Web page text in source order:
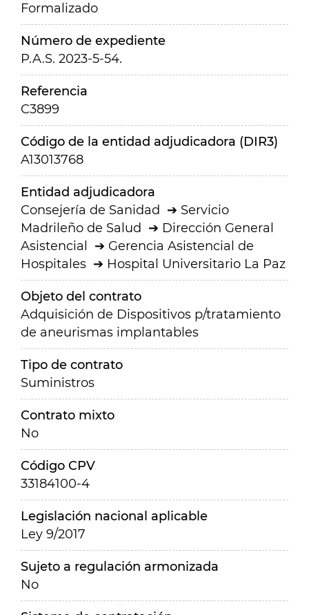
Formalizado
Número de expediente
P.A.S. 2023-5-54.
Referencia
C3899
Código de la entidad adjudicadora (DIR3)
A13013768
Entidad adjudicadora
Consejería de Sanidad
Servicio
Madrileño de Salud
Dirección General
Asistencial
Gerencia Asistencial de
Hospitales
Hospital Universitario La Paz
Objeto del contrato
Adquisición de Dispositivos p/tratamiento
de aneurismas implantables
Tipo de contrato
Suministros
Contrato mixto
No
Código CPV
33184100-4
Legislación nacional aplicable
Ley 9/2017
Sujeto a regulación armonizada
No